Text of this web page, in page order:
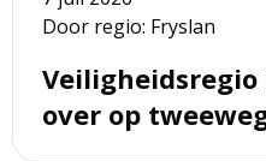
Door regio: Fryslan
over op